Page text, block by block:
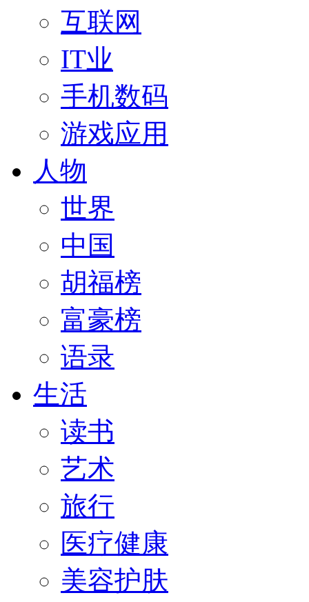
互联网
IT业
手机数码
游戏应用
人物
世界
中国
胡福榜
富豪榜
语录
生活
读书
艺术
旅行
医疗健康
美容护肤